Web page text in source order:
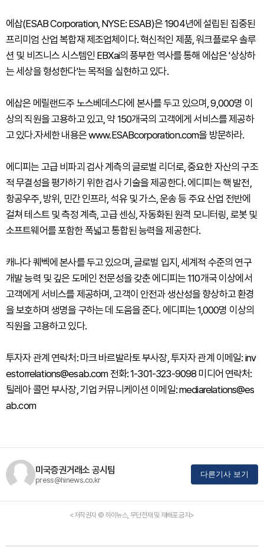
에삽(ESAB Corporation, NYSE: ESAB)은 1904년에 설립된 집중된
프리미엄 산업 복합재 제조업체이다. 혁신적인 제품, 워크플로우 솔루
션 및 비즈니스 시스템인 EBXai의 풍부한 역사를 통해 에삽은 '상상하
는 세상을 형성한다'는 목적을 실현하고 있다.
에삽은 메릴랜드주 노스베데스다에 본사를 두고 있으며, 9,000명 이
상의 직원을 고용하고 있고, 약 150개국의 고객에게 서비스를 제공하
고 있다.자세한 내용은 www.ESABcorporation.com을 방문하라.
에디피는 고급 비파괴 검사 계측의 글로벌 리더로, 중요한 자산의 구조
적 무결성을 평가하기 위한 검사 기술을 제공한다. 에디피는 핵 발전,
항공우주, 방위, 민간 인프라, 석유 및 가스, 운송 등 주요 산업 전반에
걸쳐 테스트 및 측정 계측, 고급 센싱, 자동화된 원격 모니터링, 로봇 및
소프트웨어를 포함한 폭넓고 통합된 능력을 제공한다.
캐나다 퀘벡에 본사를 두고 있으며, 글로벌 입지, 세계적 수준의 연구
개발 능력 및 깊은 도메인 전문성을 갖춘 에디피는 110개국 이상에서
고객에게 서비스를 제공하며, 고객이 안전과 생산성을 향상하고 환경
을 보호하며 생명을 구하는 데 도움을 준다. 에디피는 1,000명 이상의
직원을 고용하고 있다.
투자자 관계 연락처: 마크 바르발라토 부사장, 투자자 관계 이메일: inv
estorrelations@esab.com 전화: 1-301-323-9098 미디어 연락처:
틸레아 콜먼 부사장, 기업 커뮤니케이션 이메일: mediarelations@es
ab.com
미국증권거래소 공시팀
press@hinews.co.kr
다른기사 보기
<저작권자 © 하이뉴스, 무단전재 및 재배포 금지>